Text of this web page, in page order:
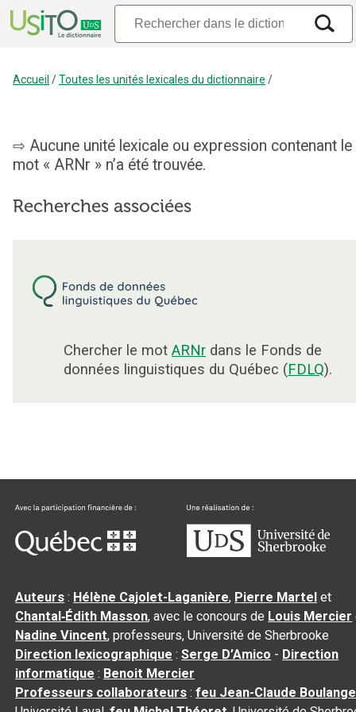
Accueil /Toutes les unités lexicales du dictionnaire /
Aucune unité lexicale ou expression contenant le
mot « ARNr » n’a été trouvée.
Recherches associées
Chercher le mot ARNr dans le Fonds de
données linguistiques du Québec (FDLQ).
Auteurs : Hélène Cajolet-Laganière, Pierre Martel et
Chantal‑Édith Masson, avec le concours de Louis Mercier
Nadine Vincent, professeurs, Université de Sherbrooke
Direction lexicographique :Serge D’Amico - Direction
informatique : Benoit Mercier
Professeurs collaborateurs :feu Jean-Claude